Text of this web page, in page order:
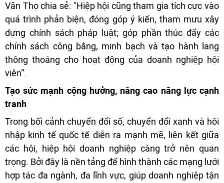
Văn Thọ chia sẻ: "Hiệp hội cũng tham gia tích cực vào
quá trình phản biện, đóng góp ý kiến, tham mưu xây
dựng chính sách pháp luật; góp phần thúc đẩy các
chính sách công bằng, minh bạch và tạo hành lang
thông thoáng cho hoạt động của doanh nghiệp hội
viên’’.
Tạo sức mạnh cộng hưởng, nâng cao năng lực cạnh
tranh
Trong bối cảnh chuyển đổi số, chuyển đổi xanh và hội
nhập kinh tế quốc tế diễn ra mạnh mẽ, liên kết giữa
các hội, hiệp hội doanh nghiệp càng trở nên quan
trọng. Bởi đây là nền tảng để hình thành các mạng lưới
hợp tác đa ngành, đa lĩnh vực, giúp doanh nghiệp tận